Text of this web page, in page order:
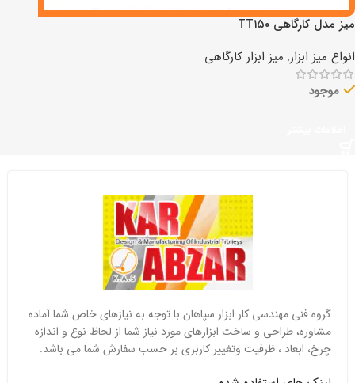
میز مدل کارگاهی TT۱۵۰
انواع میز ابزار, میز ابزار کارگاهی
موجود
گروه فنی مهندسی کار ابزار سپاهان با توجه به نیازهای خاص شما آماده
مشاوره، طراحی و ساخت ابزارهای مورد نیاز شما از لحاظ نوع و اندازه
چرخ، ابعاد ، ظرفیت وتغییر کاربری بر حسب سفارش شما می باشد.